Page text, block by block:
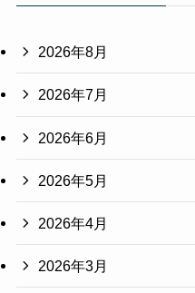
2026年8月
2026年7月
2026年6月
2026年5月
2026年4月
2026年3月